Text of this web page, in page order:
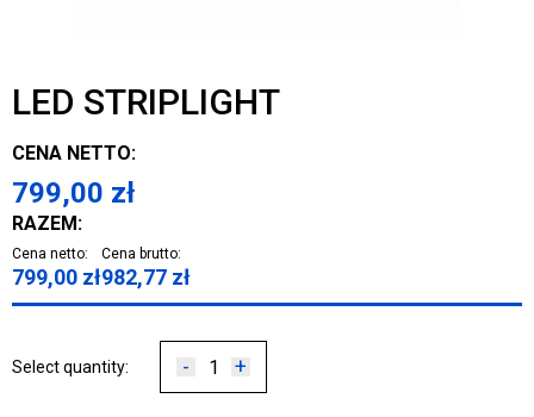
LED STRIPLIGHT
CENA NETTO:
799,00 zł
RAZEM:
Cena netto:
799,00 zł
Cena brutto:
982,77 zł
Select quantity: - +